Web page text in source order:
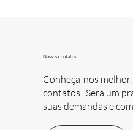
Nossos contatos
Conheça-nos
contatos. Será um
suas demandas e